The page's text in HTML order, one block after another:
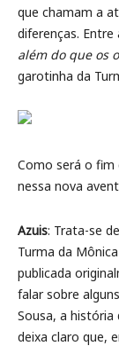
que chamam a
diferenças.
além do que os
garotinha da
Como será o fim
nessa nova
Azuis: Trata-se
Turma da
publicada
falar sobre
Sousa, a história
deixa claro que,